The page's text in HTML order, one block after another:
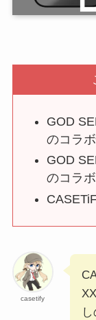
GOD
のコラ
GOD
のコラ
casetify